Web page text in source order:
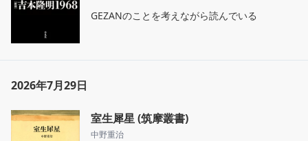
的な交通手段は拡がっているにもかかわらず、
的コミュニケーションの方法意識」というもの
こそ、彼のいう「自立の思想」です。
GEZANのことを考えながら読んでいる
2026年7月29日
室生犀星 (筑摩叢書)
中野重治